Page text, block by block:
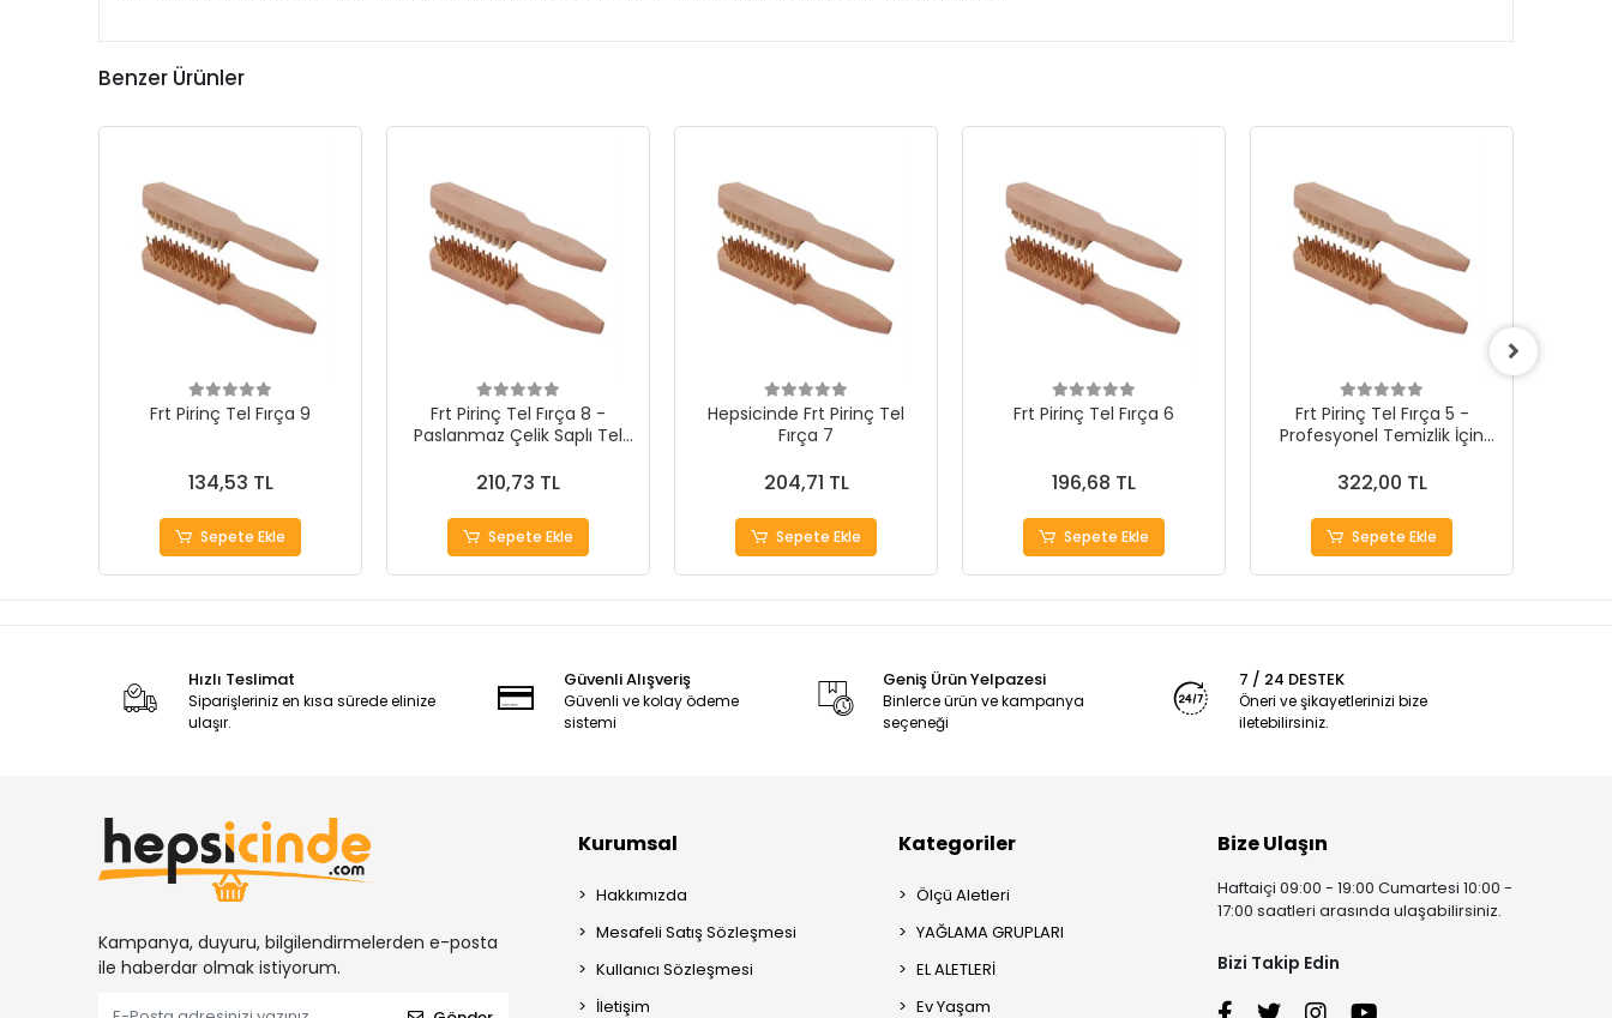
Benzer Ürünler
Frt Pirinç Tel Fırça 9
134,53 TL
Sepete Ekle
Frt Pirinç Tel Fırça 8 -
Paslanmaz Çelik Saplı Tel
210,73 TL
Sepete Ekle
Hepsicinde Frt Pirinç Tel
Fırça 7
204,71 TL
Sepete Ekle
Frt Pirinç Tel Fırça 6
196,68 TL
Sepete Ekle
Frt Pirinç Tel Fırça 5 -
Profesyonel Temizlik İçin
322,00 TL
Sepete Ekle
Hızlı Teslimat
Siparişleriniz en kısa sürede elinize
ulaşır.
Güvenli Alışveriş
Güvenli ve kolay ödeme
sistemi
Geniş Ürün Yelpazesi
Binlerce ürün ve kampanya
seçeneği
7 / 24 DESTEK
Öneri ve şikayetlerinizi bize
iletebilirsiniz.
Kampanya, duyuru, bilgilendirmelerden e-posta
ile haberdar olmak istiyorum.
Kurumsal
Hakkımızda
Mesafeli Satış Sözleşmesi
Kullanıcı Sözleşmesi
İletişim
Kategoriler
Ölçü Aletleri
YAĞLAMA GRUPLARI
EL ALETLERİ
Ev Yaşam
Bize Ulaşın
Haftaiçi 09:00 - 19:00 Cumartesi 10:00 -
17:00 saatleri arasında ulaşabilirsiniz.
Bizi Takip Edin